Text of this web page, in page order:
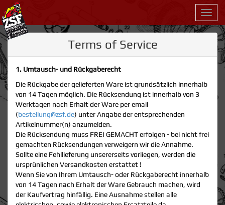
Terms of Service
1. Umtausch- und Rückgaberecht
Die Rückgabe der gelieferten Ware ist grundsätzlich innerhalb
von 14 Tagen möglich. Die Rücksendung ist innerhalb von 3
Werktagen nach Erhalt der Ware per email
(bestellung@zsf.de) unter Angabe der entsprechenden
Artikelnummer(n) anzumelden.
Die Rücksendung muss FREI GEMACHT erfolgen - bei nicht frei
gemachten Rücksendungen verweigern wir die Annahme.
Sollte eine Fehllieferung unsererseits vorliegen, werden die
ursprünlichen Versandkosten erstattet !
Wenn Sie von Ihrem Umtausch- oder Rückgaberecht innerhalb
von 14 Tagen nach Erhalt der Ware Gebrauch machen, wird
der Kaufvertrag hinfällig. Eine Ausnahme stellen alle